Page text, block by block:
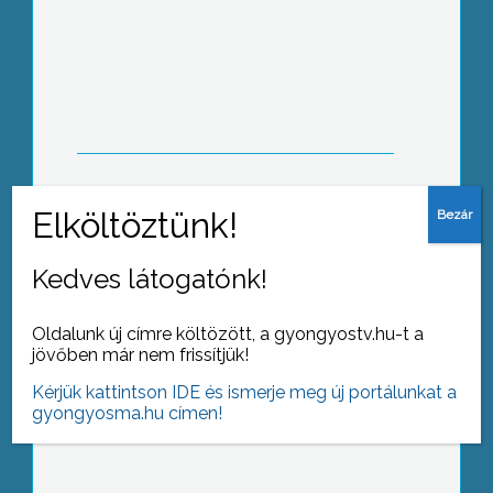
Balesetek
Kedves látogatónk!
Oldalunk új címre költözött, a gyongyostv.hu-t a
jövőben már nem frissítjük!
Kérjük kattintson IDE és ismerje meg új portálunkat a
gyongyosma.hu címen!